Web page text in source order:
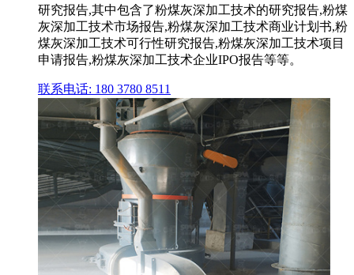
研究报告,其中包含了粉煤灰深加工技术的研究报告,粉煤
灰深加工技术市场报告,粉煤灰深加工技术商业计划书,粉
煤灰深加工技术可行性研究报告,粉煤灰深加工技术项目
申请报告,粉煤灰深加工技术企业IPO报告等等。
联系电话: 180 3780 8511